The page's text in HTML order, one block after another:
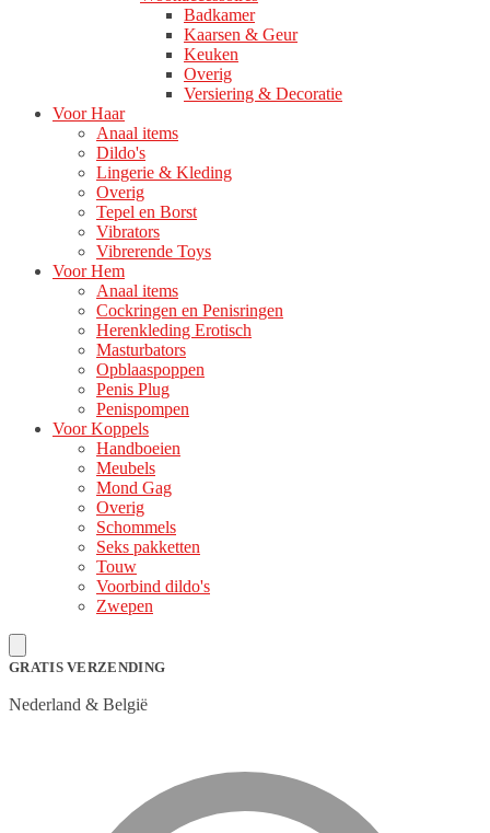
Badkamer
Kaarsen & Geur
Keuken
Overig
Versiering & Decoratie
Voor Haar
Anaal items
Dildo's
Lingerie & Kleding
Overig
Tepel en Borst
Vibrators
Vibrerende Toys
Voor Hem
Anaal items
Cockringen en Penisringen
Herenkleding Erotisch
Masturbators
Opblaaspoppen
Penis Plug
Penispompen
Voor Koppels
Handboeien
Meubels
Mond Gag
Overig
Schommels
Seks pakketten
Touw
Voorbind dildo's
Zwepen
GRATIS VERZENDING
Nederland & België